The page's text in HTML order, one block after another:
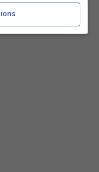
complimenti
e la sua